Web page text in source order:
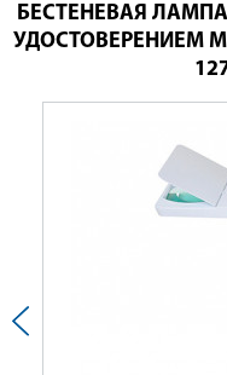
БЕСТЕНЕВАЯ
УДОСТОВЕРЕНИЕМ